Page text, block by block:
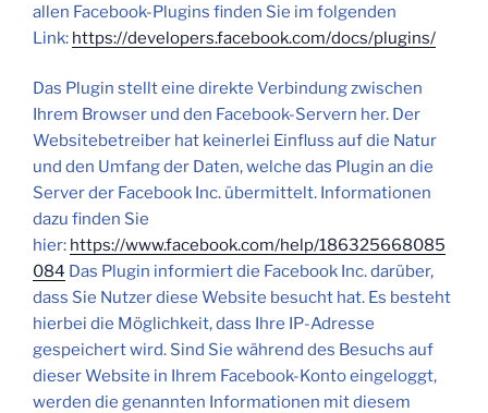
allen Facebook-Plugins finden Sie im folgenden
Link: https://developers.facebook.com/docs/plugins/
Das Plugin stellt eine direkte Verbindung zwischen
Ihrem Browser und den Facebook-Servern her. Der
Websitebetreiber hat keinerlei Einfluss auf die Natur
und den Umfang der Daten, welche das Plugin an die
Server der Facebook Inc. übermittelt. Informationen
dazu finden Sie
hier: https://www.facebook.com/help/186325668085
084 Das Plugin informiert die Facebook Inc. darüber,
dass Sie Nutzer diese Website besucht hat. Es besteht
hierbei die Möglichkeit, dass Ihre IP-Adresse
gespeichert wird. Sind Sie während des Besuchs auf
dieser Website in Ihrem Facebook-Konto eingeloggt,
werden die genannten Informationen mit diesem